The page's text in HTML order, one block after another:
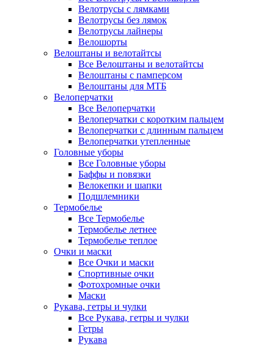
Велотрусы с лямками
Велотрусы без лямок
Велотрусы лайнеры
Велошорты
Велоштаны и велотайтсы
Все Велоштаны и велотайтсы
Велоштаны с памперсом
Велоштаны для МТБ
Велоперчатки
Все Велоперчатки
Велоперчатки с коротким пальцем
Велоперчатки с длинным пальцем
Велоперчатки утепленные
Головные уборы
Все Головные уборы
Баффы и повязки
Велокепки и шапки
Подшлемники
Термобелье
Все Термобелье
Термобелье летнее
Термобелье теплое
Очки и маски
Все Очки и маски
Спортивные очки
Фотохромные очки
Маски
Рукава, гетры и чулки
Все Рукава, гетры и чулки
Гетры
Рукава